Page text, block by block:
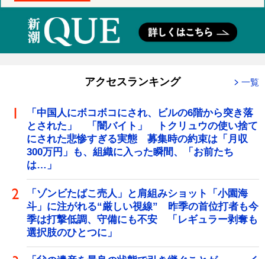
アクセスランキング 一覧
「中国人にボコボコにされ、ビルの6階から突き落
とされた」 「闇バイト」 トクリュウの使い捨て
にされた悲惨すぎる実態 募集時の約束は「月収
300万円」も、組織に入った瞬間、「お前たち
は…」
「ゾンビたばこ売人」と肩組みショット「小園海
斗」に注がれる“厳しい視線” 昨季の首位打者も今
季は打撃低調、守備にも不安 「レギュラー剥奪も
選択肢のひとつに」